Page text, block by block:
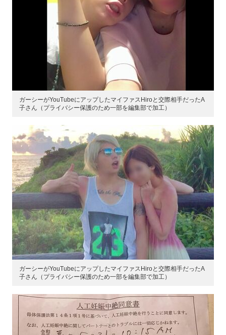
ガーシーがYouTubeにアップしたマイファスHiroと交際相手だったA
子さん（プライバシー保護のため一部を編集部で加工）
ガーシーがYouTubeにアップしたマイファスHiroと交際相手だったA
子さん（プライバシー保護のため一部を編集部で加工）